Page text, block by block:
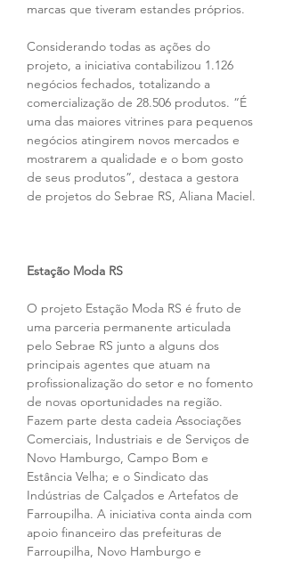
marcas que tiveram estandes próprios.
Considerando todas as ações do
projeto, a iniciativa contabilizou 1.126
negócios fechados, totalizando a
comercialização de 28.506 produtos. “É
uma das maiores vitrines para pequenos
negócios atingirem novos mercados e
mostrarem a qualidade e o bom gosto
de seus produtos”, destaca a gestora
de projetos do Sebrae RS, Aliana Maciel.
Estação Moda RS
O projeto Estação Moda RS é fruto de
uma parceria permanente articulada
pelo Sebrae RS junto a alguns dos
principais agentes que atuam na
profissionalização do setor e no fomento
de novas oportunidades na região.
Fazem parte desta cadeia Associações
Comerciais, Industriais e de Serviços de
Novo Hamburgo, Campo Bom e
Estância Velha; e o Sindicato das
Indústrias de Calçados e Artefatos de
Farroupilha. A iniciativa conta ainda com
apoio financeiro das prefeituras de
Farroupilha, Novo Hamburgo e